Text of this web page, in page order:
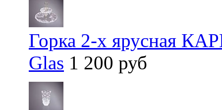
Горка 2-х ярусная
Glas 1 200 руб